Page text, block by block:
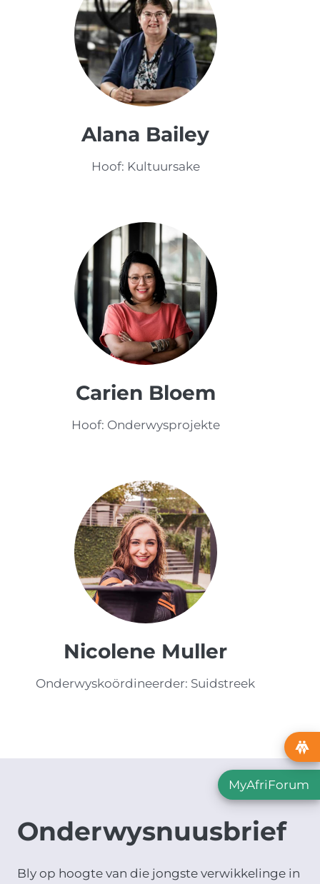
Alana Bailey
Hoof: Kultuursake
Carien Bloem
Hoof: Onderwysprojekte
Nicolene Muller
Onderwyskoördineerder: Suidstreek
Onderwysnuusbrief
Bly op hoogte van die jongste verwikkelinge in
MyAfriForum